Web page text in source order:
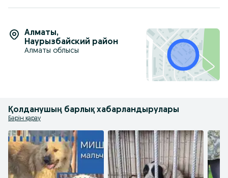
Алматы,
Наурызбайский район
Алматы облысы
Қолданушың барлық хабарландырулары
Бәрін қарау